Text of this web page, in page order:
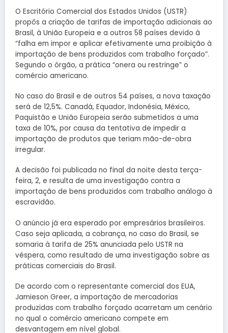
O Escritório Comercial dos Estados Unidos (USTR)
propôs a criação de tarifas de importação adicionais ao
Brasil, à União Europeia e a outros 58 países devido à
“falha em impor e aplicar efetivamente uma proibição à
importação de bens produzidos com trabalho forçado”.
Segundo o órgão, a prática “onera ou restringe” o
comércio americano.
No caso do Brasil e de outros 54 países, a nova taxação
será de 12,5%. Canadá, Equador, Indonésia, México,
Paquistão e União Europeia serão submetidos a uma
taxa de 10%, por causa da tentativa de impedir a
importação de produtos que teriam mão-de-obra
irregular.
A decisão foi publicada no final da noite desta terça-
feira, 2, e resulta de uma investigação contra a
importação de bens produzidos com trabalho análogo à
escravidão.
O anúncio já era esperado por empresários brasileiros.
Caso seja aplicada, a cobrança, no caso do Brasil, se
somaria à tarifa de 25% anunciada pelo USTR na
véspera, como resultado de uma investigação sobre as
práticas comerciais do Brasil.
De acordo com o representante comercial dos EUA,
Jamieson Greer, a importação de mercadorias
produzidas com trabalho forçado acarretam um cenário
no qual o comércio americano compete em
desvantagem em nível global.